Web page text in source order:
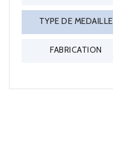
TYPE DE MEDAILLE
FABRICATION